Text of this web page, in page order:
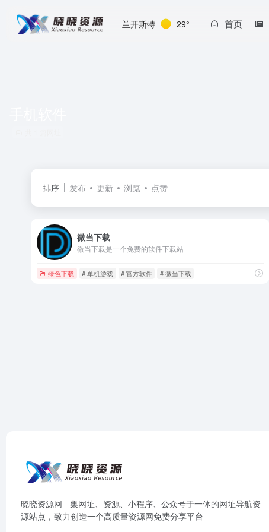
兰开斯特 29° 首页
排序 发布 更新 浏览 点赞
微当下载
微当下载是一个免费的软件下载站
绿色下载 # 单机游戏 # 官方软件 # 微当下载
晓晓资源网 - 集网址、资源、小程序、公众号于一体的网址导航资
源站点，致力创造一个高质量资源网免费分享平台